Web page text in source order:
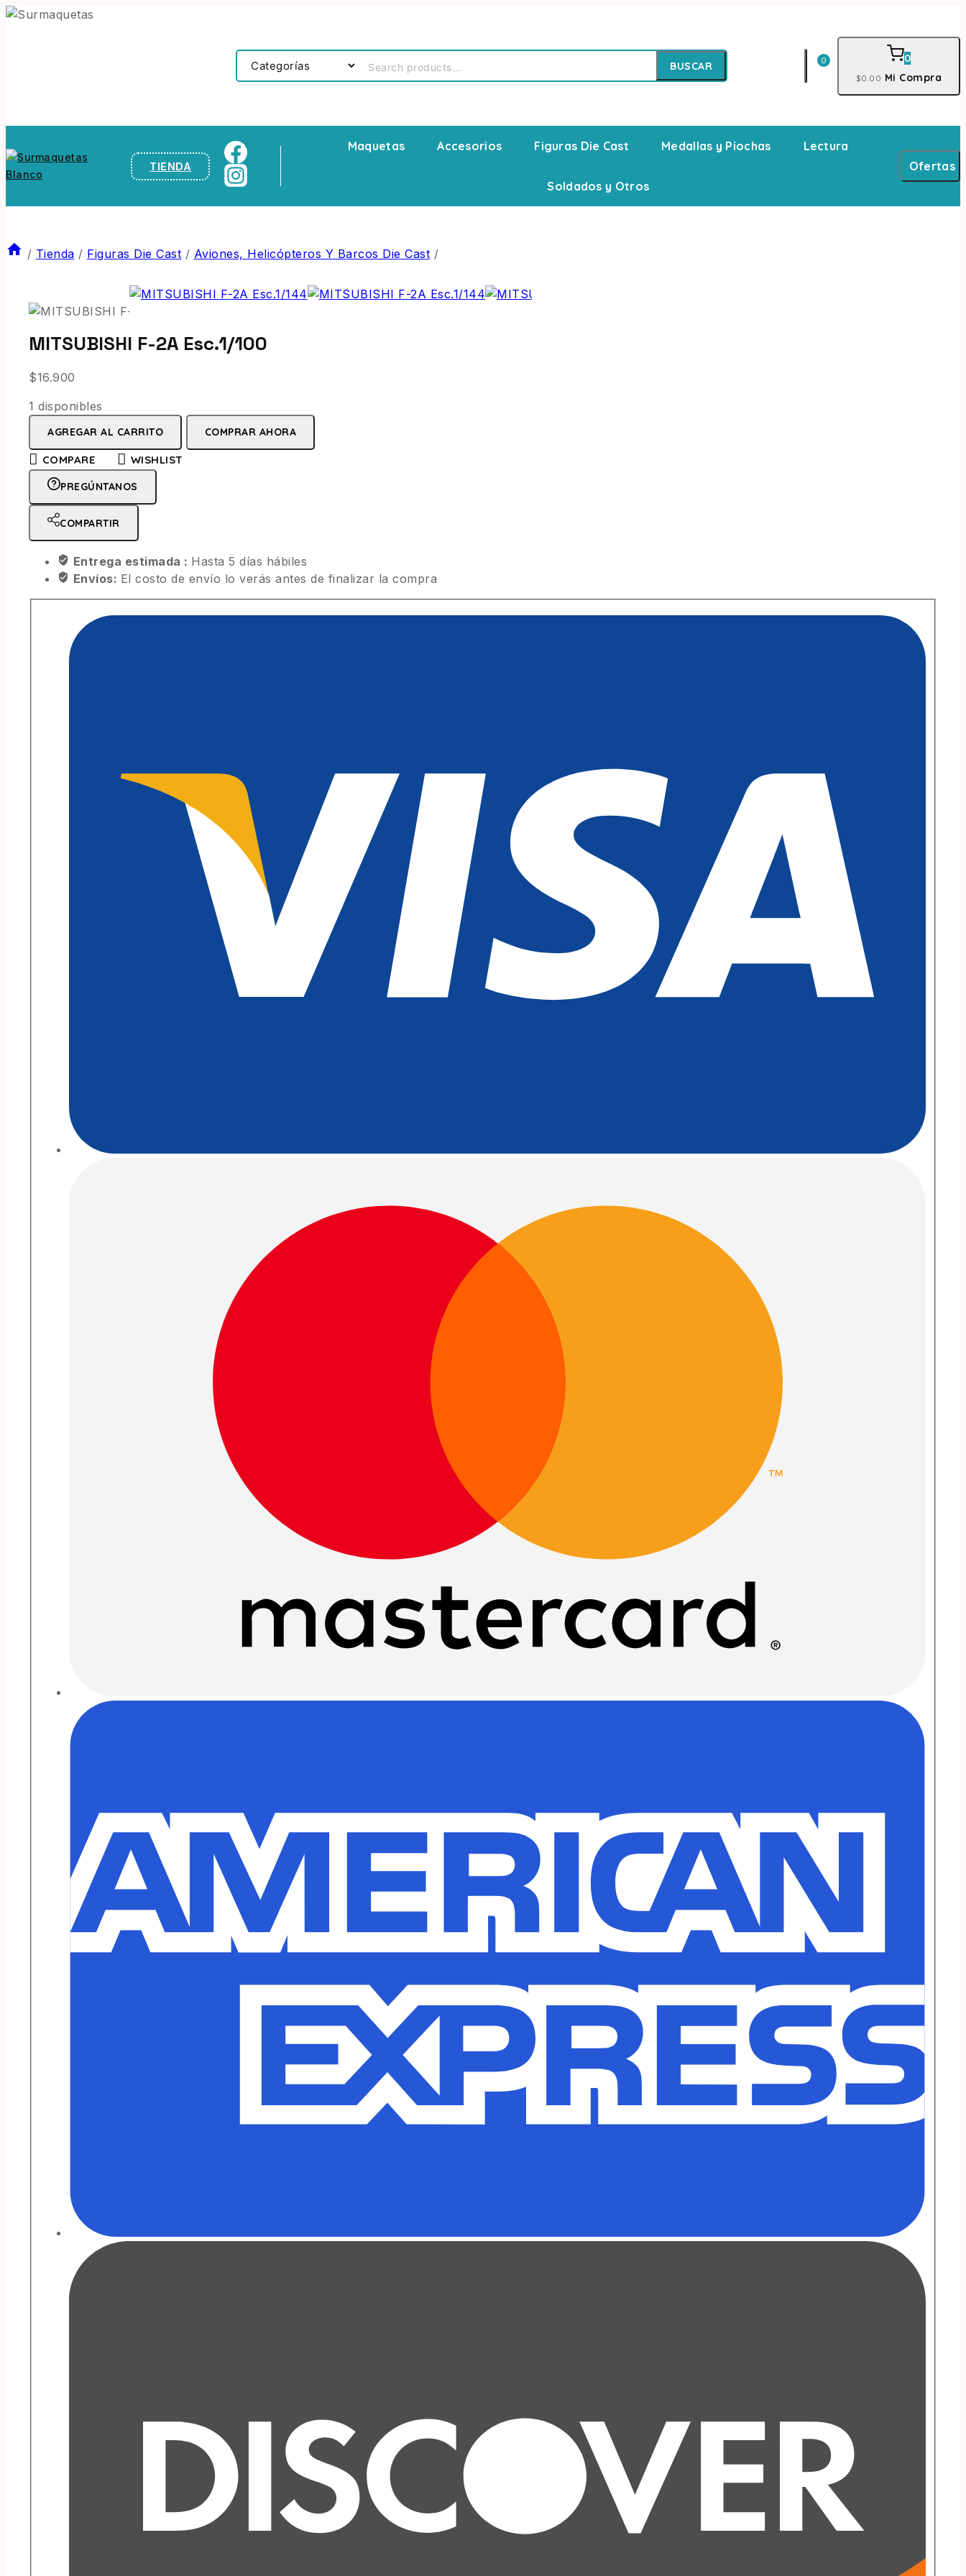
BUSCAR 0 0
$0 .00 Mi Compra
TIENDA
Maquetas Accesorios Figuras Die Cast Medallas y Piochas Lectura
Soldados y Otros
Ofertas
/ Tienda / Figuras Die Cast / Aviones, Helicópteros Y Barcos Die Cast /
MITSUBISHI F-2A Esc.1/100
$16.900
1 disponibles
AGREGAR AL CARRITO COMPRAR AHORA
COMPARE WISHLIST
PREGÚNTANOS
COMPARTIR
Entrega estimada : Hasta 5 días hábiles
Envíos: El costo de envío lo verás antes de finalizar la compra